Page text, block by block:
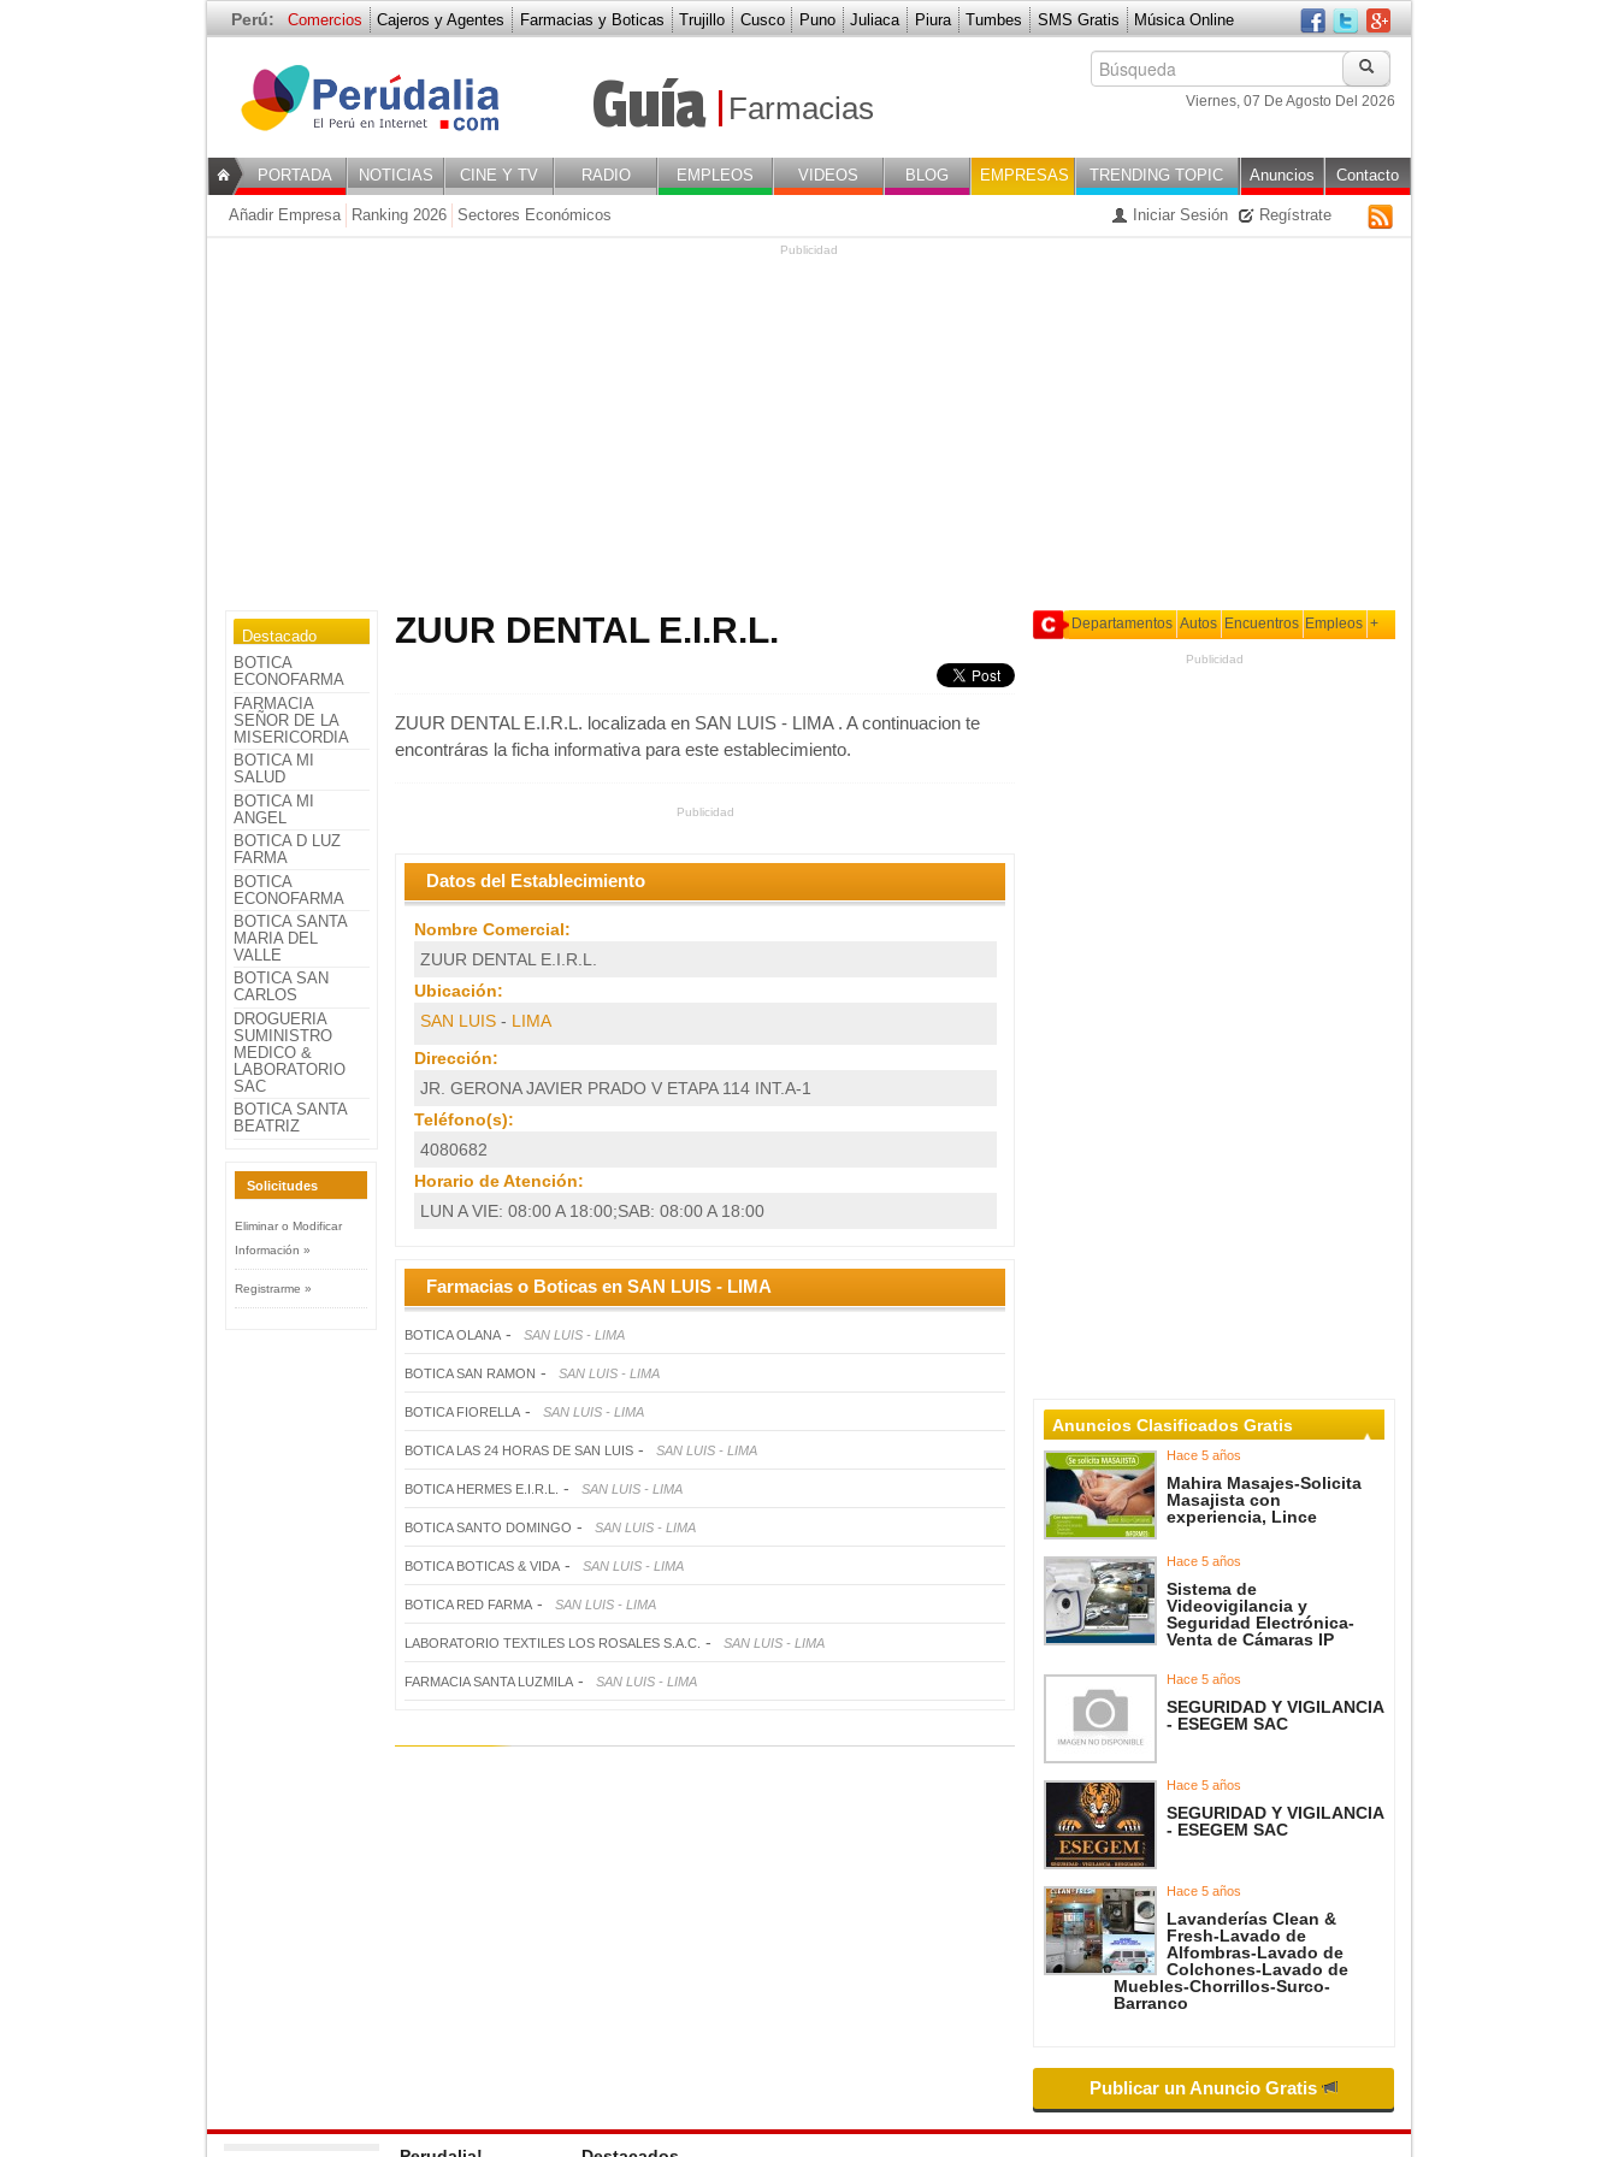
Perú: Comercios Cajeros y Agentes Farmacias y Boticas Trujillo Cusco Puno Juliaca Piura Tumbes SMS Gratis Música Online
Guía Farmacias Viernes, 07 De Agosto Del 2026
PORTADA NOTICIAS CINE Y TV RADIO EMPLEOS VIDEOS BLOG EMPRESAS TRENDING TOPIC Contacto
Anuncios
Añadir Empresa Ranking 2026 Sectores Económicos Iniciar Sesión Regístrate
Publicidad
Destacado
BOTICA
ECONOFARMA
FARMACIA
SEÑOR DE LA
MISERICORDIA
BOTICA MI
SALUD
BOTICA MI
ANGEL
BOTICA D LUZ
FARMA
BOTICA
ECONOFARMA
BOTICA SANTA
MARIA DEL
VALLE
BOTICA SAN
CARLOS
DROGUERIA
SUMINISTRO
MEDICO &
LABORATORIO
SAC
BOTICA SANTA
BEATRIZ
Solicitudes
Eliminar o Modificar
Información »
Registrarme »
ZUUR DENTAL E.I.R.L.
ZUUR DENTAL E.I.R.L. localizada en SAN LUIS - LIMA . A continuacion te
encontráras la ficha informativa para este establecimiento.
Publicidad
Datos del Establecimiento
Nombre Comercial:
ZUUR DENTAL E.I.R.L.
Ubicación:
SAN LUIS- LIMA
Dirección:
JR. GERONA JAVIER PRADO V ETAPA 114 INT.A-1
Teléfono(s):
4080682
Horario de Atención:
LUN A VIE: 08:00 A 18:00;SAB: 08:00 A 18:00
Farmacias o Boticas en SAN LUIS - LIMA
BOTICA OLANA - SAN LUIS - LIMA
BOTICA SAN RAMON - SAN LUIS - LIMA
BOTICA FIORELLA - SAN LUIS - LIMA
BOTICA LAS 24 HORAS DE SAN LUIS - SAN LUIS - LIMA
BOTICA HERMES E.I.R.L. - SAN LUIS - LIMA
BOTICA SANTO DOMINGO - SAN LUIS - LIMA
BOTICA BOTICAS & VIDA - SAN LUIS - LIMA
BOTICA RED FARMA - SAN LUIS - LIMA
LABORATORIO TEXTILES LOS ROSALES S.A.C. - SAN LUIS - LIMA
FARMACIA SANTA LUZMILA - SAN LUIS - LIMA
Departamentos Autos Encuentros Empleos +
Publicidad
Anuncios Clasificados Gratis
Hace 5 años
Mahira Masajes-Solicita
Masajista con
experiencia, Lince
Hace 5 años
Sistema de
Videovigilancia y
Seguridad Electrónica-
Venta de Cámaras IP
Hace 5 años
SEGURIDAD Y VIGILANCIA
- ESEGEM SAC
Hace 5 años
SEGURIDAD Y VIGILANCIA
- ESEGEM SAC
Hace 5 años
Lavanderías Clean &
Fresh-Lavado de
Alfombras-Lavado de
Colchones-Lavado de
Muebles-Chorrillos-Surco-
Barranco
Publicar un Anuncio Gratis